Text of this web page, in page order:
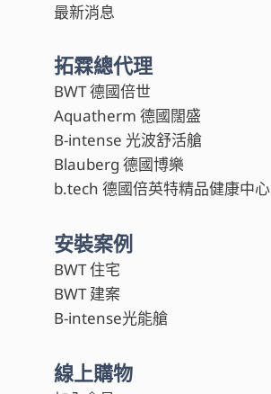
最新消息
拓霖總代理
BWT 德國倍世
Aquatherm 德國闊盛
B-intense 光波舒活艙
Blauberg 德國博樂
b.tech 德國倍英特精品健康中心
安裝案例
BWT 住宅
BWT 建案
B-intense光能艙
線上購物